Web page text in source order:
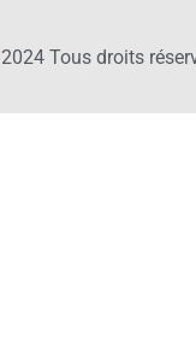
Tous droits